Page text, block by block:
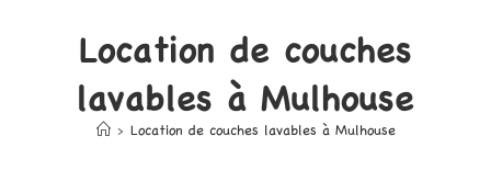
Location de couches
lavables à Mulhouse
> Location de couches lavables à Mulhouse